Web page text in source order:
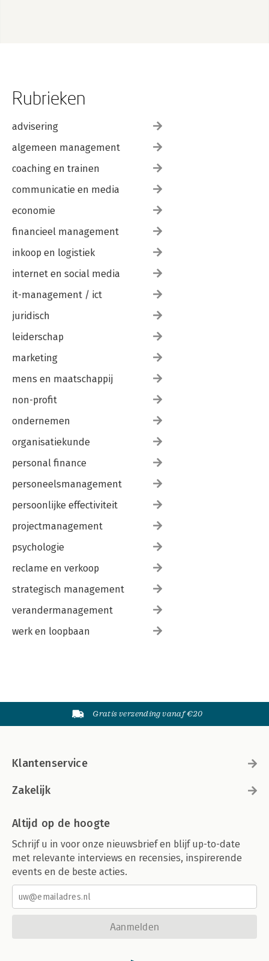
Rubrieken
advisering
algemeen management
coaching en trainen
communicatie en media
economie
financieel management
inkoop en logistiek
internet en social media
it-management / ict
juridisch
leiderschap
marketing
mens en maatschappij
non-profit
ondernemen
organisatiekunde
personal finance
personeelsmanagement
persoonlijke effectiviteit
projectmanagement
psychologie
reclame en verkoop
strategisch management
verandermanagement
werk en loopbaan
Gratis verzending vanaf €20
Klantenservice
Zakelijk
Altijd op de hoogte
Schrijf u in voor onze nieuwsbrief en blijf up-to-date
met relevante interviews en recensies, inspirerende
events en de beste acties.
Aanmelden